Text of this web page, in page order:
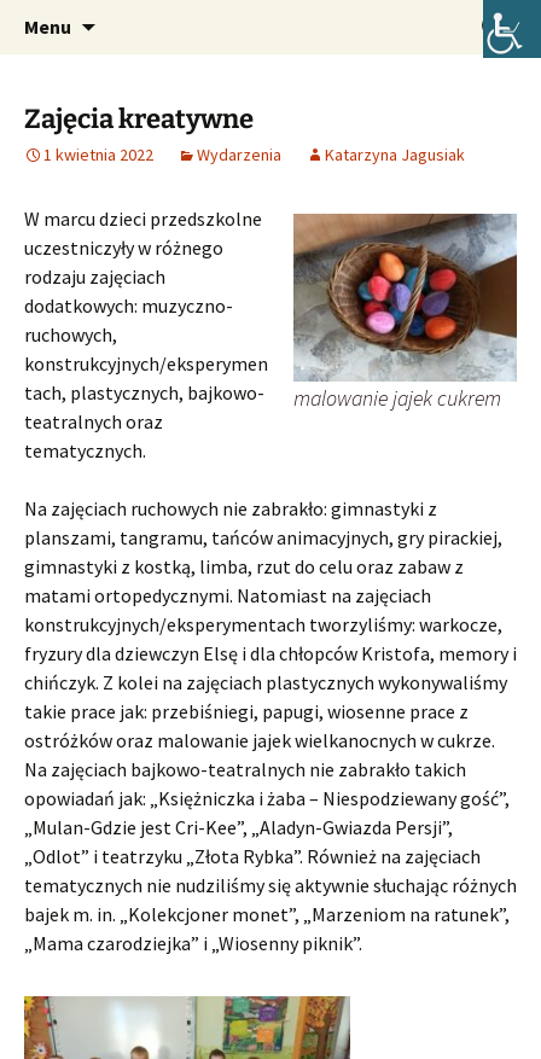
Szkoła Podstawowa im. Józefa
Lompy w Lubszy
Oficjalna strona internetowa szkoły.
Menu Szukaj:
Zajęcia kreatywne
1 kwietnia 2022 Wydarzenia Katarzyna Jagusiak
malowanie jajek cukrem
W marcu dzieci przedszkolne
uczestniczyły w różnego
rodzaju zajęciach
dodatkowych: muzyczno-
ruchowych,
konstrukcyjnych/eksperymen
tach, plastycznych, bajkowo-
teatralnych oraz
tematycznych.
Na zajęciach ruchowych nie zabrakło: gimnastyki z
planszami, tangramu, tańców animacyjnych, gry pirackiej,
gimnastyki z kostką, limba, rzut do celu oraz zabaw z
matami ortopedycznymi. Natomiast na zajęciach
konstrukcyjnych/eksperymentach tworzyliśmy: warkocze,
fryzury dla dziewczyn Elsę i dla chłopców Kristofa, memory i
chińczyk. Z kolei na zajęciach plastycznych wykonywaliśmy
takie prace jak: przebiśniegi, papugi, wiosenne prace z
ostróżków oraz malowanie jajek wielkanocnych w cukrze.
Na zajęciach bajkowo-teatralnych nie zabrakło takich
opowiadań jak: „Księżniczka i żaba – Niespodziewany gość”,
„Mulan-Gdzie jest Cri-Kee”, „Aladyn-Gwiazda Persji”,
„Odlot” i teatrzyku „Złota Rybka”. Również na zajęciach
tematycznych nie nudziliśmy się aktywnie słuchając różnych
bajek m. in. „Kolekcjoner monet”, „Marzeniom na ratunek”,
„Mama czarodziejka” i „Wiosenny piknik”.